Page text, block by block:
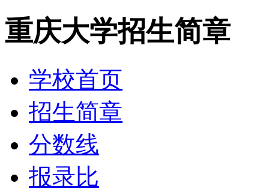
重庆大学招生简章
学校首页
招生简章
分数线
报录比